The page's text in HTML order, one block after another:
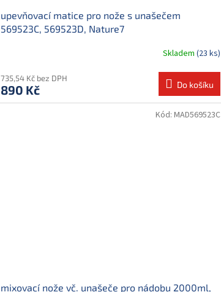
upevňovací matice pro nože s unašečem
569523C, 569523D, Nature7
Skladem (23 ks)
735,54 Kč bez DPH
890 Kč Do košíku
mixovací nože vč. unašeče pro nádobu 2000ml,
Kód: MAD569523C